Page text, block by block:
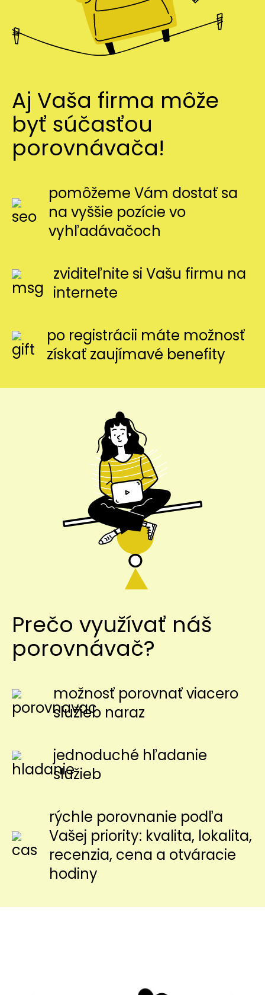
Aj Vaša firma môže
byť súčasťou
porovnávača!
pomôžeme Vám dostať sa
na vyššie pozície vo
vyhľadávačoch
zviditeľnite si Vašu firmu na
internete
po registrácii máte možnosť
získať zaujímavé benefity
Prečo využívať náš
porovnávač?
možnosť porovnať viacero
služieb naraz
jednoduché hľadanie
služieb
rýchle porovnanie podľa
Vašej priority: kvalita, lokalita,
recenzia, cena a otváracie
hodiny